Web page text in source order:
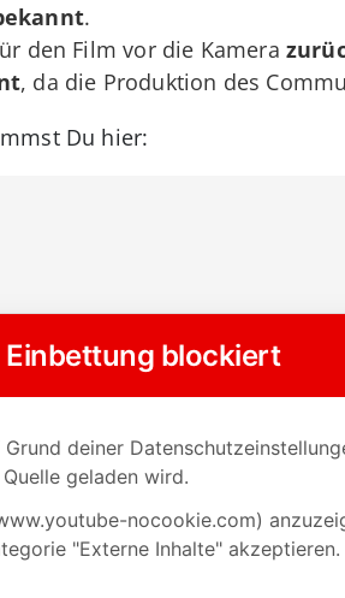
.
den Film vor die Kamera
, da die Produktion des
Du hier: